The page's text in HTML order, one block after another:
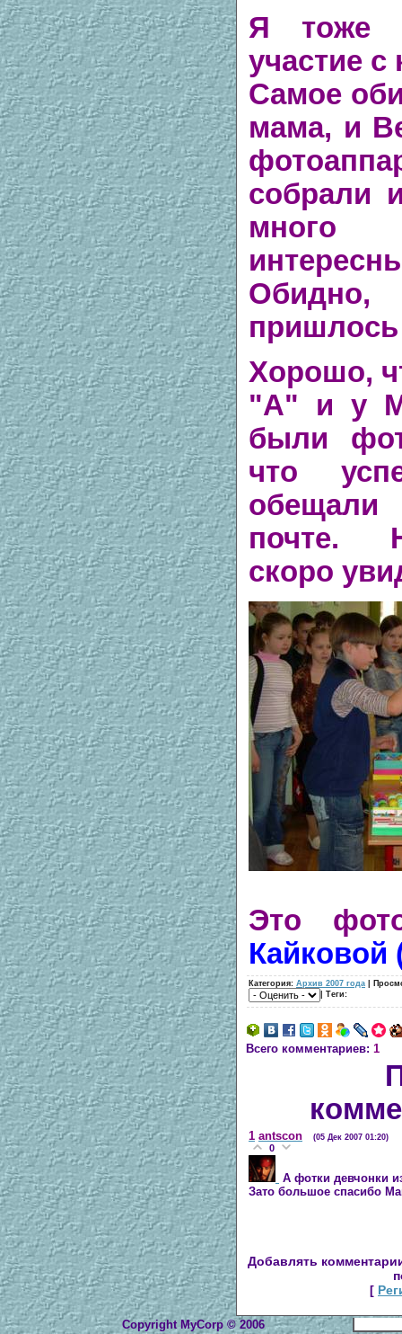
Я тоже
участие с
Самое
мама, и
собрали
пришлось
Хорошо,
"А" и у
были
что
почте.
скоро
Это
Кайковой
Категория: Архив 2007 года |
| Теги:
Всего комментариев: 1
1 antscon (05 Дек 2007 01:20)
0
А фотки девчонки
Зато большое спасибо
Добавлять
[
Copyright MyCorp © 2006